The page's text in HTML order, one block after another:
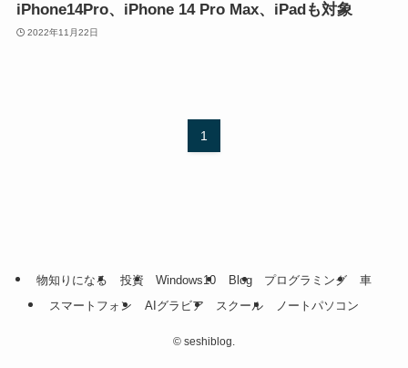
iPhone14Pro、iPhone 14 Pro Max、iPadも対象
2022年11月22日
1
物知りになる 投資 Windows10 Blog プログラミング
車
スマートフォン
AIグラビア スクール ノートパソコン
© seshiblog.